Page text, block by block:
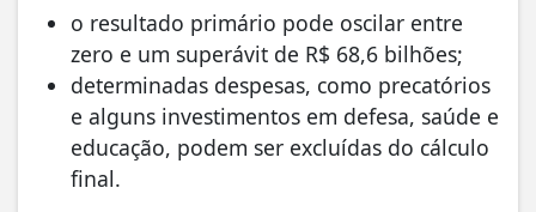
o resultado primário pode oscilar entre
zero e um superávit de R$ 68,6 bilhões;
determinadas despesas, como precatórios
e alguns investimentos em defesa, saúde e
educação, podem ser excluídas do cálculo
final.